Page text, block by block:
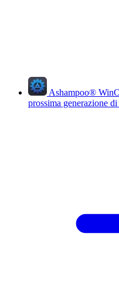
Ashampoo®
prossima generazione